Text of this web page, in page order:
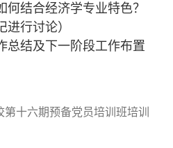
何结合经济学专业特色？
进行讨论）
总结及下一阶段工作布置
第十六期预备党员培训班培训